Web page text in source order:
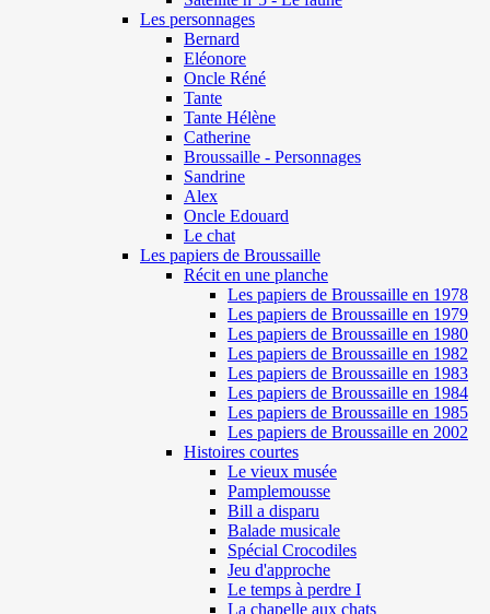
Les personnages
Bernard
Eléonore
Oncle Réné
Tante
Tante Hélène
Catherine
Broussaille - Personnages
Sandrine
Alex
Oncle Edouard
Le chat
Les papiers de Broussaille
Récit en une planche
Les papiers de Broussaille en 1978
Les papiers de Broussaille en 1979
Les papiers de Broussaille en 1980
Les papiers de Broussaille en 1982
Les papiers de Broussaille en 1983
Les papiers de Broussaille en 1984
Les papiers de Broussaille en 1985
Les papiers de Broussaille en 2002
Histoires courtes
Le vieux musée
Pamplemousse
Bill a disparu
Balade musicale
Spécial Crocodiles
Jeu d'approche
Le temps à perdre I
La chapelle aux chats